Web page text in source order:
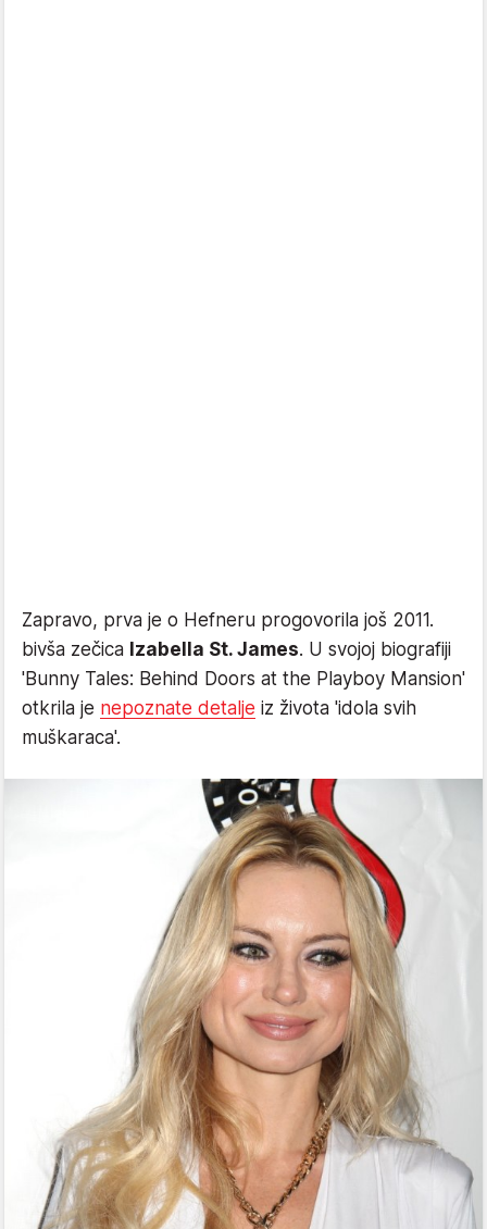
Zapravo, prva je o Hefneru progovorila još 2011.
bivša zečica Izabella St. James. U svojoj biografiji
'Bunny Tales: Behind Doors at the Playboy Mansion'
otkrila je nepoznate detalje iz života 'idola svih
muškaraca'.